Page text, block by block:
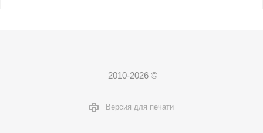
2010-2026 ©
Версия для печати